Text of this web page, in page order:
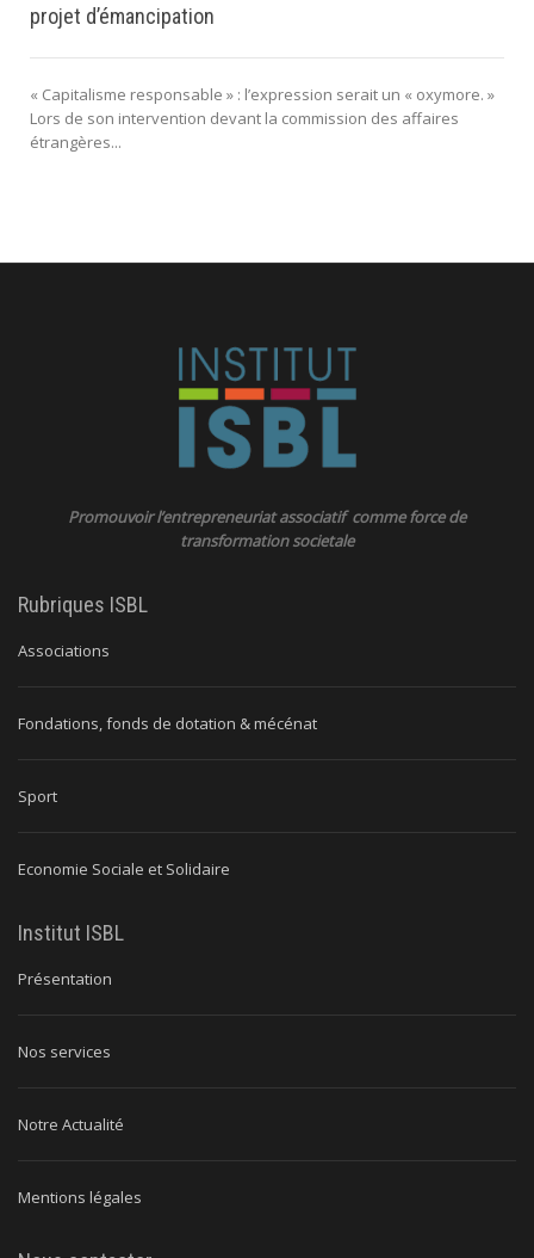
projet d’émancipation
« Capitalisme responsable » : l’expression serait un « oxymore. »
Lors de son intervention devant la commission des affaires
étrangères...
Promouvoir l’entrepreneuriat associatif comme force de
transformation societale
Rubriques ISBL
Associations
Fondations, fonds de dotation & mécénat
Sport
Economie Sociale et Solidaire
Institut ISBL
Présentation
Nos services
Notre Actualité
Mentions légales